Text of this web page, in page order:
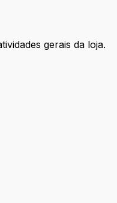
gerais da loja.